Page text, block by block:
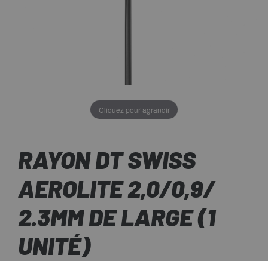
Cliquez pour agrandir
RAYON DT SWISS
AEROLITE 2,0/0,9/
2.3MM DE LARGE (1
UNITÉ)